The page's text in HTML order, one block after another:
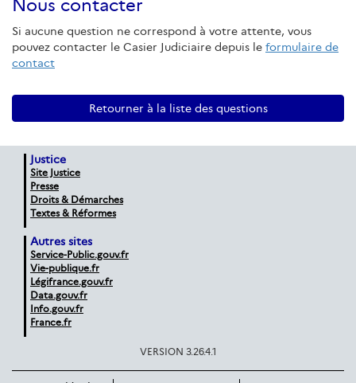
Nous contacter
Si aucune question ne correspond à votre attente, vous
pouvez contacter le Casier Judiciaire depuis le formulaire de
contact
Retourner à la liste des questions
Justice
Site Justice
Presse
Droits & Démarches
Textes & Réformes
Autres sites
Service-Public.gouv.fr
Vie-publique.fr
Légifrance.gouv.fr
Data.gouv.fr
Info.gouv.fr
France.fr
VERSION 3.26.4.1